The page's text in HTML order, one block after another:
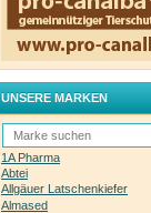
UNSERE MARKEN
1A Pharma
Abtei
Allgäuer Latschenkiefer
Almased